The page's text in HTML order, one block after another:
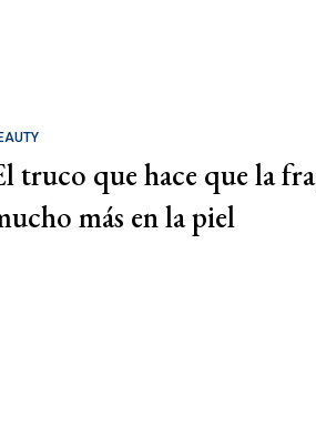
truco que hace que la
más en la piel